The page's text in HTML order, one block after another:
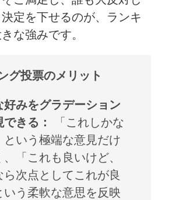
定を下せるのが、ランキ
な強みです。
グ投票のメリット
好みをグラデーション
きる：
「これしかな
という極端な意見だけ
「これも良いけど、
ら次点としてこれが良
いう柔軟な意思を反映